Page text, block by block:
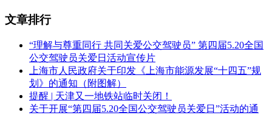
限价的，其投标将被否决。
采购人名称:上海临港新片区公共交通有限公司
采购代理机构名称:中瑞岳华(上海)项目管理有限公司
采购代理机构角色:采购代理机构
采购代理机构联系人:卢娟红
文章排行
“理解与尊重同行 共同关爱公交驾驶员” 第四届5.20全国
公交驾驶员关爱日活动宣传片
上海市人民政府关于印发《上海市能源发展“十四五”规
划》的通知（附图解）
提醒 | 天津又一地铁站临时关闭！
关于开展“第四届5.20全国公交驾驶员关爱日”活动的通